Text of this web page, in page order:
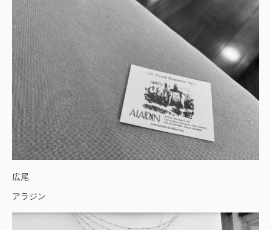
広尾
アラジン